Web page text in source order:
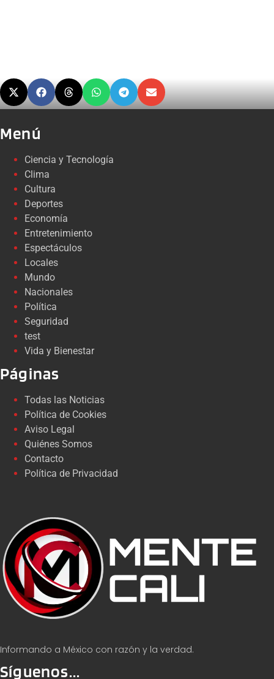
Informando a México con razón y la verdad.
Síguenos...
Menú
Ciencia y Tecnología
Clima
Cultura
Deportes
Economía
Entretenimiento
Espectáculos
Locales
Mundo
Nacionales
Política
Seguridad
test
Vida y Bienestar
Páginas
Todas las Noticias
Política de Cookies
Aviso Legal
Quiénes Somos
Contacto
Política de Privacidad